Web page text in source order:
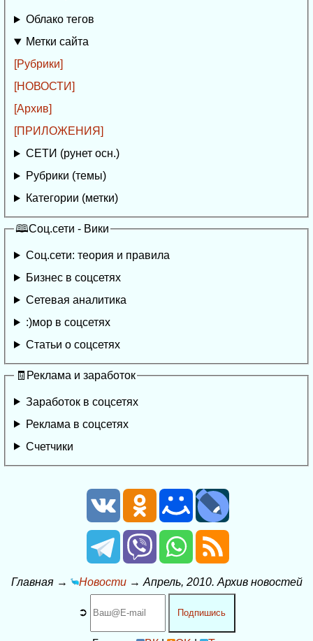
Облако тегов
Метки сайта
[Рубрики]
[НОВОСТИ]
[Архив]
[ПРИЛОЖЕНИЯ]
СЕТИ (рунет осн.)
Рубрики (темы)
Категории (метки)
🕮Соц.сети - Вики
Соц.сети: теория и правила
Бизнес в соцсетях
Сетевая аналитика
:)мор в соцсетях
Статьи о соцсетях
🧾Реклама и заработок
Заработок в соцсетях
Реклама в соцсетях
Счетчики
Главная→ Новости→ Апрель, 2010. Архив новостей
➲ Подпишись